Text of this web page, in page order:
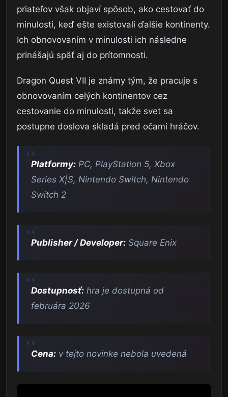
priateľov však objaví spôsob, ako cestovať do
minulosti, keď ešte existovali ďalšie kontinenty.
Ich obnovovaním v minulosti ich následne
prinášajú späť aj do prítomnosti.
Dragon Quest VII je známy tým, že pracuje s
obnovovaním celých kontinentov cez
cestovanie do minulosti, takže svet sa
postupne doslova skladá pred očami hráčov.
Platformy: PC, PlayStation 5, Xbox
Series X|S, Nintendo Switch, Nintendo
Switch 2
Publisher / Developer: Square Enix
Dostupnosť: hra je dostupná od
februára 2026
Cena: v tejto novinke nebola uvedená